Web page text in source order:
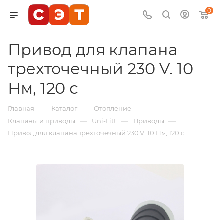
0
Привод для клапана
трехточечный 230 V. 10
Нм, 120 с
Главная — Каталог — Отопление —
Клапаны и приводы — Uni-Fitt — Приводы —
Привод для клапана трехточечный 230 V. 10 Нм, 120 с